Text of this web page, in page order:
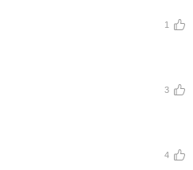
1
3
4